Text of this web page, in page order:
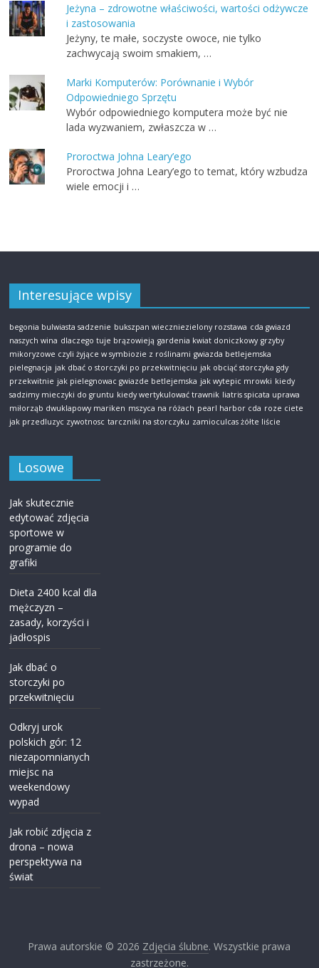
Jeżyna – zdrowotne właściwości, wartości odżywcze
i zastosowania
Jeżyny, te małe, soczyste owoce, nie tylko
zachwycają swoim smakiem, …
Marki Komputerów: Porównanie i Wybór
Odpowiedniego Sprzętu
Wybór odpowiedniego komputera może być nie
lada wyzwaniem, zwłaszcza w …
Proroctwa Johna Leary’ego
Proroctwa Johna Leary’ego to temat, który wzbudza
wiele emocji i …
Interesujące wpisy
begonia bulwiasta sadzenie bukszpan wieczniezielony rozstawa cda gwiazd
naszych wina dlaczego tuje brązowieją gardenia kwiat doniczkowy grzyby
mikoryzowe czyli żyjące w symbiozie z roślinami gwiazda betlejemska
pielegnacja jak dbać o storczyki po przekwitnięciu jak obciąć storczyka gdy
przekwitnie jak pielegnowac gwiazde betlejemska jak wytepic mrowki kiedy
sadzimy mieczyki do gruntu kiedy wertykulować trawnik liatris spicata uprawa
miłorząb dwuklapowy mariken mszyca na różach pearl harbor cda roze ciete
jak przedluzyc zywotnosc tarczniki na storczyku zamioculcas żółte liście
Losowe
Jak skutecznie
edytować zdjęcia
sportowe w
programie do
grafiki
Dieta 2400 kcal dla
mężczyzn –
zasady, korzyści i
jadłospis
Jak dbać o
storczyki po
przekwitnięciu
Odkryj urok
polskich gór: 12
niezapomnianych
miejsc na
weekendowy
wypad
Jak robić zdjęcia z
drona – nowa
perspektywa na
świat
Prawa autorskie © 2026 Zdjęcia ślubne. Wszystkie prawa
zastrzeżone.